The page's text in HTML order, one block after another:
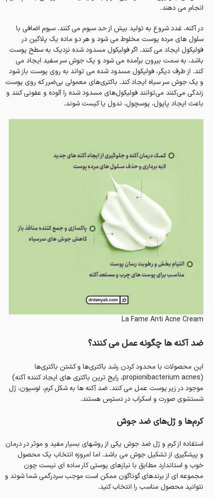
انجام می دهند.
در آکنه، غدد شروع به تولید بیش از حد سبوم می کنند. سبوم اضافی با
سلول های مرده پوست مخلوط می شود و هر دو ماده یک پلاگین در
فولیکول ایجاد می کنند. اگر فولیکول مسدود شده نزدیک به سطح پوست
باشد، به سمت بیرون برآمده می شود و یک جوش سر سفید ایجاد می
کند. از طرف دیگر، فولیکول مسدود شده می تواند به روی پوست باز شود
و یک جوش سر سیاه ایجاد کند. باکتری‌های معمولی بی‌ضرر که روی پوست
زندگی می‌کنند می‌توانند فولیکول‌های مسدود شده را آلوده و عفونی کنند و
باعث ایجاد پاپول، پوسچول، ندول یا کیست شوند.
La Fame Anti Acne Cream
ضد آکنه ها چگونه عمل می کنند؟
این محصولات با محدود کردن رشد باکتری‌ها و کشتن باکتری‌ها
(propionibacterium acnes، رایج ترین باکتری های ایجاد کننده آکنه)
موجود در زیر پوست عمل می کنند. ضد آکنه ها به شکل کرم، لوسیون، ژل
شستشوی صورت و اسکراب در دسترس هستند.
کرم‌ها و ژل‌های ضد جوش
استفاده از کرم و ژل ضد جوش یکی از روشهای بسیار مفید و موثر در درمان
و پیشگیری از تشکیل جوش می باشد. اما امروزه انتخاب یک محصول
خوب و استاندارد مطابق با نیازهای پوستی کار ساده ای نیست چون
مجموعه ای از برندهای گوناگون ممکن است موجب سردرگمی شما شوند و
نتوانید محصول مناسب را انتخاب کنید.